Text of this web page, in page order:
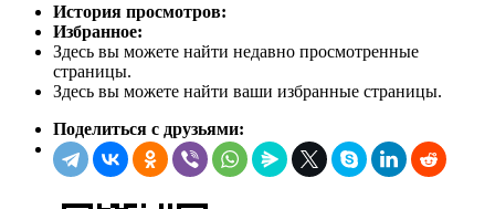
История просмотров:
Избранное:
Здесь вы можете найти недавно просмотренные
страницы.
Здесь вы можете найти ваши избранные страницы.
Поделиться с друзьями: